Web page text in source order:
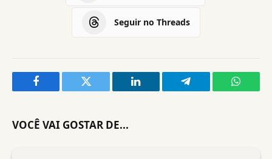
Seguir no Threads
Facebook Twitter LinkedIn Telegram
VOCÊ VAI GOSTAR DE...